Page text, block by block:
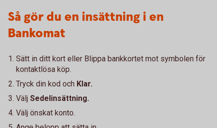
Så gör du en insättning i en
Bankomat
Sätt in ditt kort eller Blippa bankkortet mot symbolen för
kontaktlösa köp.
Tryck din kod och Klar.
Välj Sedelinsättning.
Välj önskat konto.